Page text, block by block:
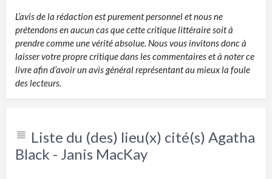
L’avis de la rédaction est purement personnel et nous ne
prétendons en aucun cas que cette critique littéraire soit à
prendre comme une vérité absolue. Nous vous invitons donc à
laisser votre propre critique dans les commentaires et à noter ce
livre afin d’avoir un avis général représentant au mieux la foule
des lecteurs.
Liste du (des) lieu(x) cité(s) Agatha
Black - Janis MacKay